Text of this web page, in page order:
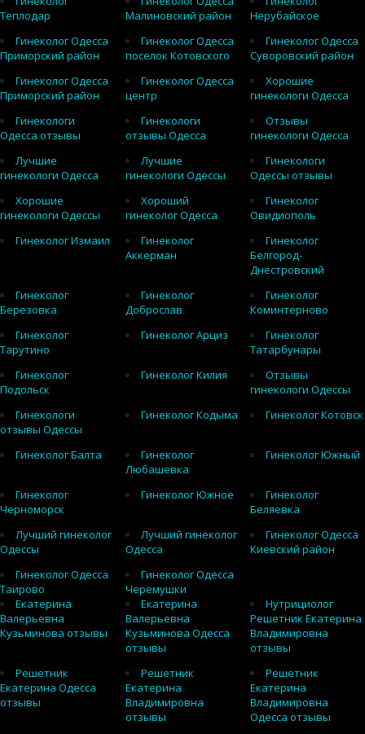
Теплодар
Малиновский район
Нерубайское
Гинеколог Одесса
Приморский район
Гинеколог Одесса
поселок Котовского
Гинеколог Одесса
Суворовский район
Гинеколог Одесса
Приморский район
Гинеколог Одесса
центр
Хорошие
гинекологи Одесса
Гинекологи
Одесса отзывы
Гинекологи
отзывы Одесса
Отзывы
гинекологи Одесса
Лучшие
гинекологи Одесса
Лучшие
гинекологи Одессы
Гинекологи
Одессы отзывы
Хорошие
гинекологи Одессы
Хороший
гинеколог Одесса
Гинеколог
Овидиополь
Гинеколог Измаил
Гинеколог
Аккерман
Гинеколог
Белгород-
Днестровский
Гинеколог
Березовка
Гинеколог
Доброслав
Гинеколог
Коминтерново
Гинеколог
Тарутино
Гинеколог Арциз
Гинеколог
Татарбунары
Гинеколог
Подольск
Гинеколог Килия
Отзывы
гинекологи Одессы
Гинекологи
отзывы Одессы
Гинеколог Кодыма Гинеколог Котовск
Гинеколог Балта
Гинеколог
Любашевка
Гинеколог Южный
Гинеколог
Черноморск
Гинеколог Южное
Гинеколог
Беляевка
Лучший гинеколог
Одессы
Лучший гинеколог
Одесса
Гинеколог Одесса
Киевский район
Гинеколог Одесса
Таирово
Гинеколог Одесса
Черемушки
Екатерина
Валерьевна
Кузьминова отзывы
Екатерина
Валерьевна
Кузьминова Одесса
отзывы
Нутрициолог
Решетник Екатерина
Владимировна
отзывы
Решетник
Екатерина Одесса
отзывы
Решетник
Екатерина
Владимировна
отзывы
Решетник
Екатерина
Владимировна
Одесса отзывы